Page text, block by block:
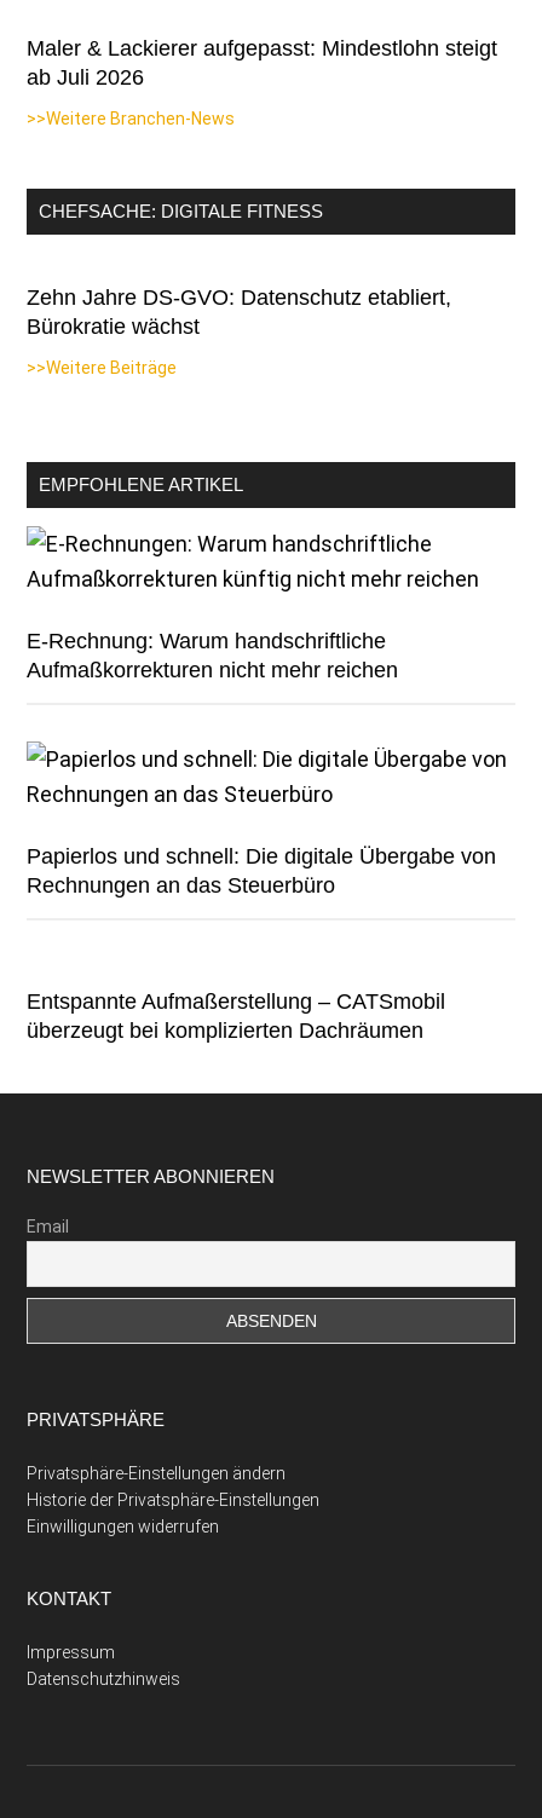
Maler & Lackierer aufgepasst: Mindestlohn steigt
ab Juli 2026
>>Weitere Branchen-News
CHEFSACHE: DIGITALE FITNESS
Zehn Jahre DS-GVO: Datenschutz etabliert,
Bürokratie wächst
>>Weitere Beiträge
EMPFOHLENE ARTIKEL
E-Rechnung: Warum handschriftliche
Aufmaßkorrekturen nicht mehr reichen
Papierlos und schnell: Die digitale Übergabe von
Rechnungen an das Steuerbüro
Entspannte Aufmaßerstellung – CATSmobil
überzeugt bei komplizierten Dachräumen
Footer
NEWSLETTER ABONNIEREN
Email
PRIVATSPHÄRE
Privatsphäre-Einstellungen ändern
Historie der Privatsphäre-Einstellungen
Einwilligungen widerrufen
KONTAKT
Impressum
Datenschutzhinweis